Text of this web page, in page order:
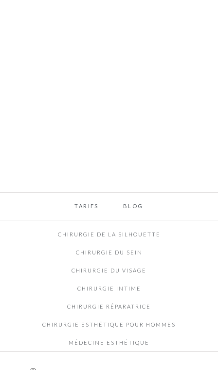
TARIFS BLOG
CHIRURGIE DE LA SILHOUETTE
CHIRURGIE DU SEIN
CHIRURGIE DU VISAGE
CHIRURGIE INTIME
CHIRURGIE RÉPARATRICE
CHIRURGIE ESTHÉTIQUE POUR HOMMES
MÉDECINE ESTHÉTIQUE